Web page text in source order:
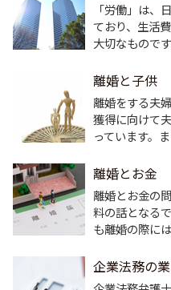
「労働」は、
ており、生活
大切なもので
離婚と子供
離婚をする夫
獲得に向けて
っています。
離婚とお金
離婚とお金の
料の話となる
も離婚の際に
企業法務の